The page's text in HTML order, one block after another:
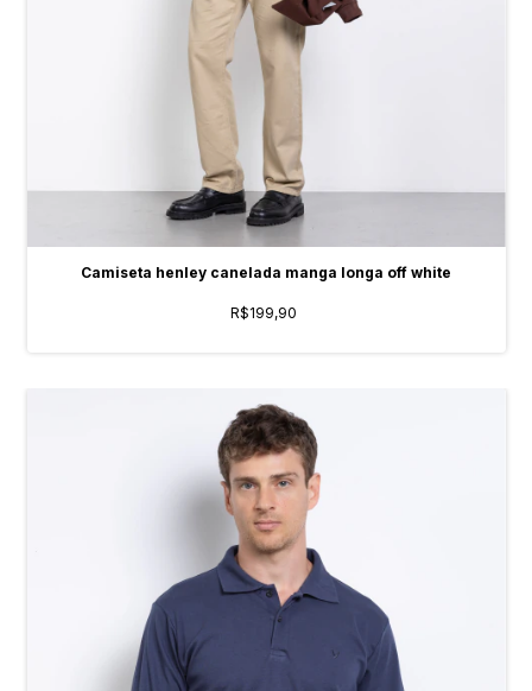
Camiseta henley canelada manga longa off white
R$199,90